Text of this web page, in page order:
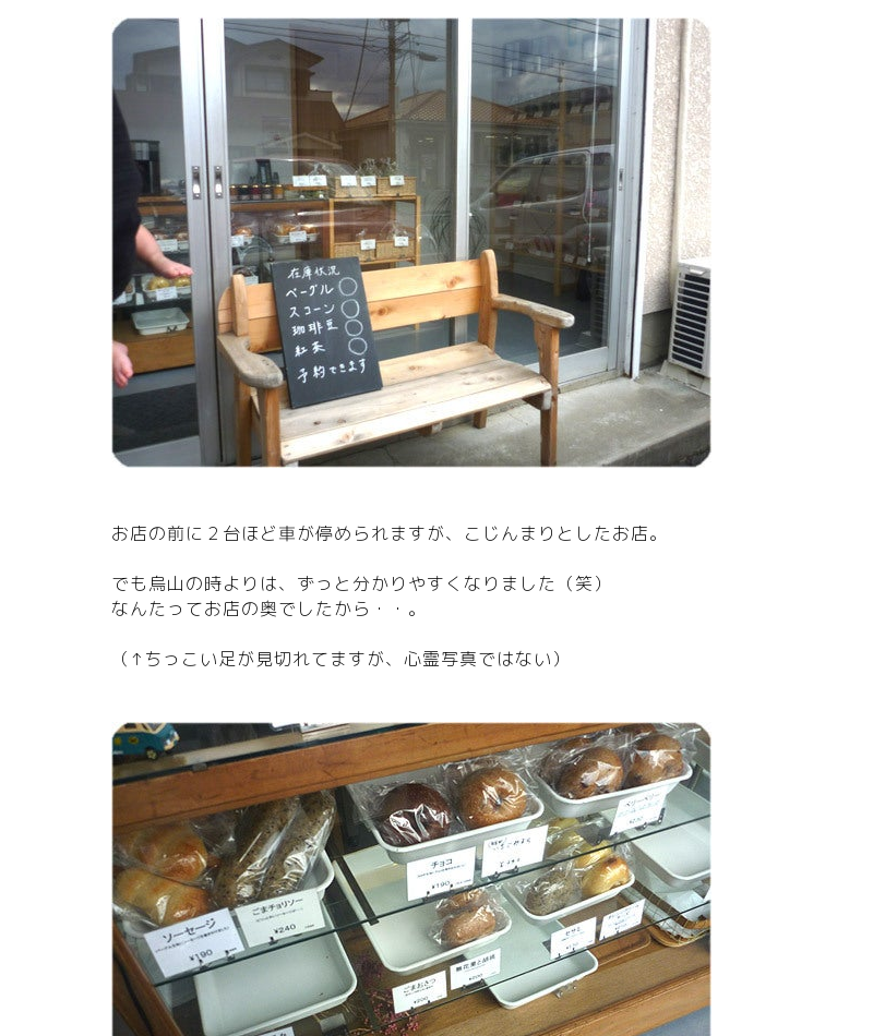
お店の前に２台ほど車が停められますが、こじんまりとしたお店。
でも烏山の時よりは、ずっと分かりやすくなりました（笑）
なんたってお店の奥でしたから・・。
（↑ちっこい足が見切れてますが、心霊写真ではない）